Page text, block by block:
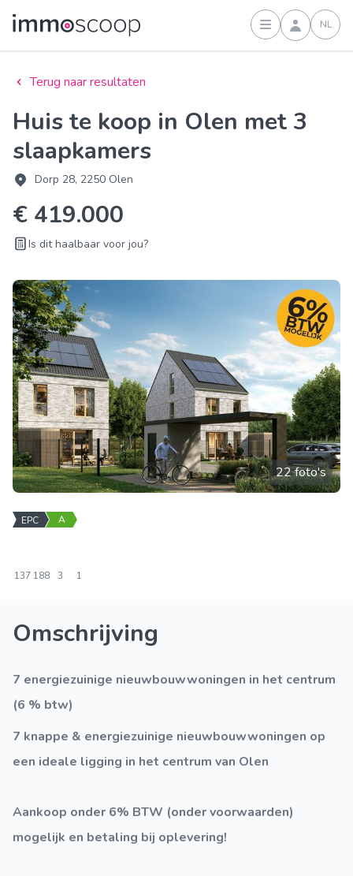
Inloggen
NL
Terug naar resultaten
Huis te koop in Olen met 3
slaapkamers
Dorp 28, 2250 Olen
€ 419.000
Is dit haalbaar voor jou?
22 foto's
EPC A
137 188 3 1
Omschrijving
7 energiezuinige nieuwbouwwoningen in het centrum
(6 % btw)
7 knappe & energiezuinige nieuwbouwwoningen op
een ideale ligging in het centrum van Olen
Aankoop onder 6% BTW (onder voorwaarden)
mogelijk en betaling bij oplevering!